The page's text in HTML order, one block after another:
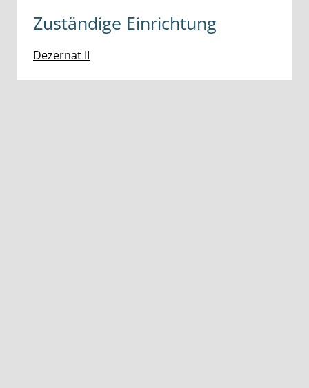
Zuständige Einrichtung
Dezernat II